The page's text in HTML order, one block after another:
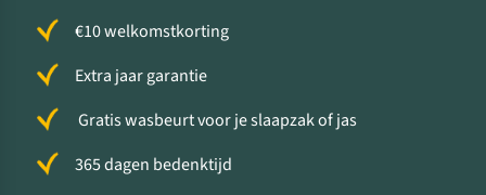
€10 welkomstkorting
Extra jaar garantie
Gratis wasbeurt voor je slaapzak of jas
365 dagen bedenktijd